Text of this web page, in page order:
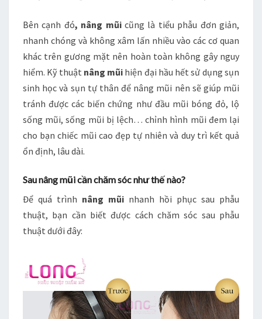
Bên cạnh đó, nâng mũicũng là tiểu phẫu đơn giản,
nhanh chóng và không xâm lấn nhiều vào các cơ quan
khác trên gương mặt nên hoàn toàn không gây nguy
hiểm. Kỹ thuật nâng mũi hiện đại hầu hết sử dụng sụn
sinh học và sụn tự thân để nâng mũi nên sẽ giúp mũi
tránh được các biến chứng như đầu mũi bóng đỏ, lộ
sống mũi, sống mũi bị lệch… chỉnh hình mũi đem lại
cho bạn chiếc mũi cao đẹp tự nhiên và duy trì kết quả
ổn định, lâu dài.
Sau nâng mũi cần chăm sóc như thế nào?
Để quá trình nâng mũi nhanh hồi phục sau phẫu
thuật, bạn cần biết được cách chăm sóc sau phẫu
thuật dưới đây: